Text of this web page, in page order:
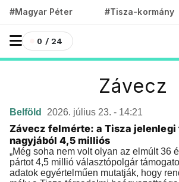
#Magyar Péter #Tisza-kormány
0 / 24
Závecz
Belföld 2026. július 23. - 14:21
Závecz felmérte: a Tisza jelenlegi
nagyjából 4,5 milliós
„Még soha nem volt olyan az elmúlt 36
pártot 4,5 millió választópolgár
adatok egyértelműen mutatják, hogy